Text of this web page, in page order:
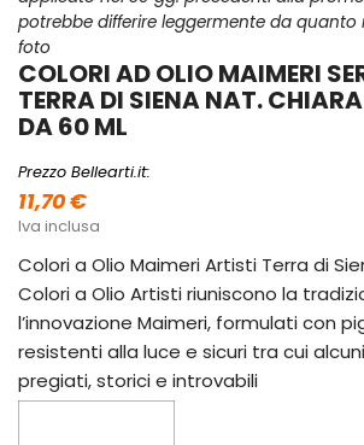
potrebbe differire leggermente da quanto
foto
COLORI AD OLIO MAIMERI
TERRA DI SIENA NAT.
DA 60 ML
Prezzo Bellearti.it:
11,70 €
Iva inclusa
Colori a Olio Maimeri Artisti Terra di
Colori a Olio Artisti riuniscono la
l’innovazione Maimeri, formulati con
resistenti alla luce e sicuri tra cui
pregiati, storici e introvabili